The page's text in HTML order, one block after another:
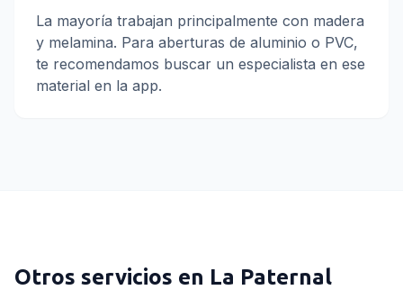
La mayoría trabajan principalmente con madera
y melamina. Para aberturas de aluminio o PVC,
te recomendamos buscar un especialista en ese
material en la app.
Otros servicios en La Paternal